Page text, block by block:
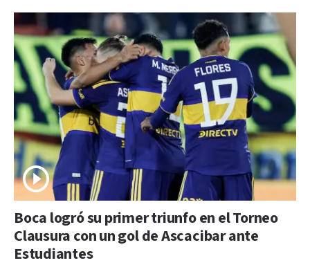
Boca logró su primer triunfo en el Torneo
Clausura con un gol de Ascacibar ante
Estudiantes